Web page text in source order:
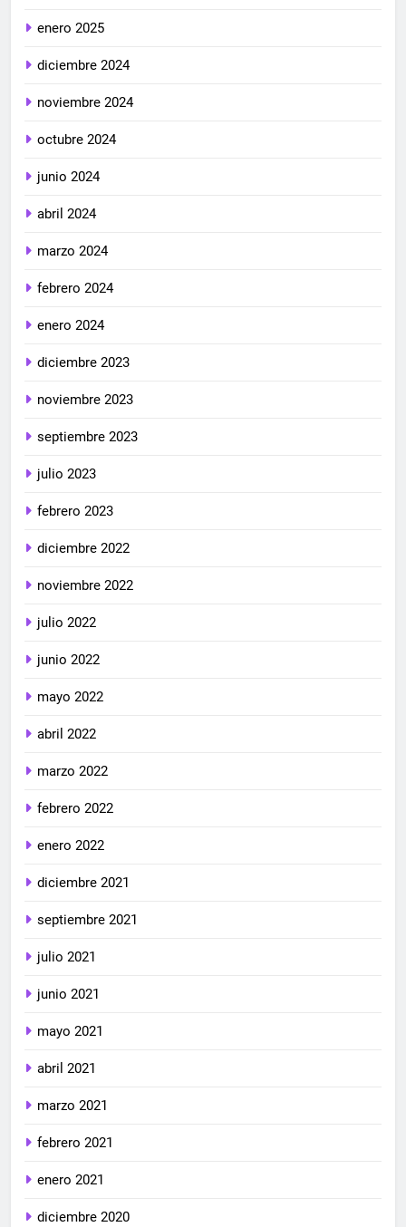
enero 2025
diciembre 2024
noviembre 2024
octubre 2024
junio 2024
abril 2024
marzo 2024
febrero 2024
enero 2024
diciembre 2023
noviembre 2023
septiembre 2023
julio 2023
febrero 2023
diciembre 2022
noviembre 2022
julio 2022
junio 2022
mayo 2022
abril 2022
marzo 2022
febrero 2022
enero 2022
diciembre 2021
septiembre 2021
julio 2021
junio 2021
mayo 2021
abril 2021
marzo 2021
febrero 2021
enero 2021
diciembre 2020